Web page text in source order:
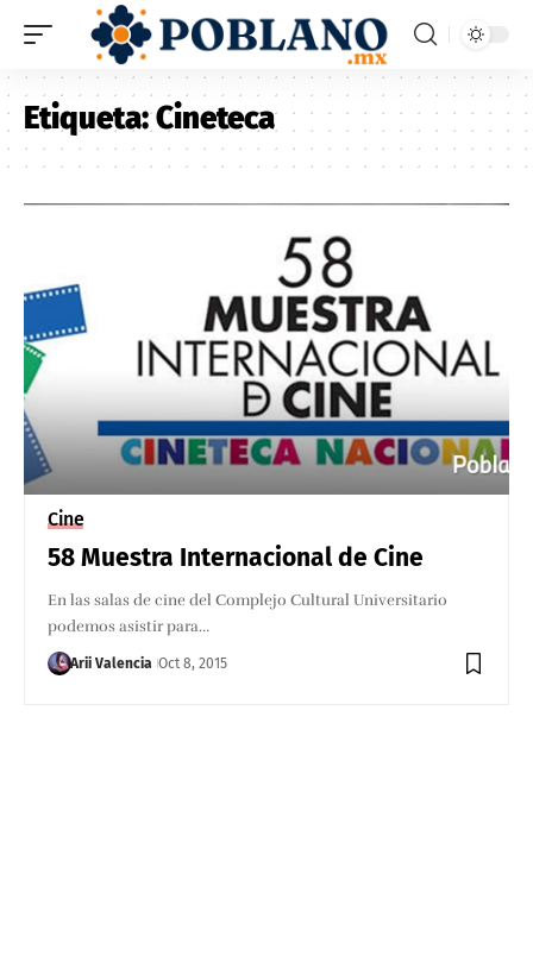
Etiqueta:Cineteca
Cine
58 Muestra Internacional de Cine
En las salas de cine del Complejo Cultural Universitario
podemos asistir para…
Arii Valencia Oct 8, 2015